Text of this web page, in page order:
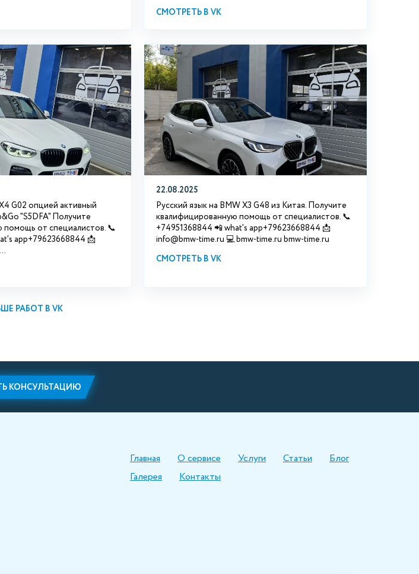
СМОТРЕТЬ В VK
G02 опцией активный
"S5DFA" Получите
от специалистов. 📞
app+79623668844 📩
22.08.2025
Русский язык на BMW X3 G48 из Китая. Получите
квалифицированную помощь от специалистов. 📞
+74951368844 📲 what's app+79623668844 📩
info@bmw-time.ru 💻 bmw-time.ru bmw-time.ru
СМОТРЕТЬ В VK
РАБОТ В VK
КОНСУЛЬТАЦИЮ
Главная О сервисе Услуги Статьи
Блог
Галерея
Контакты